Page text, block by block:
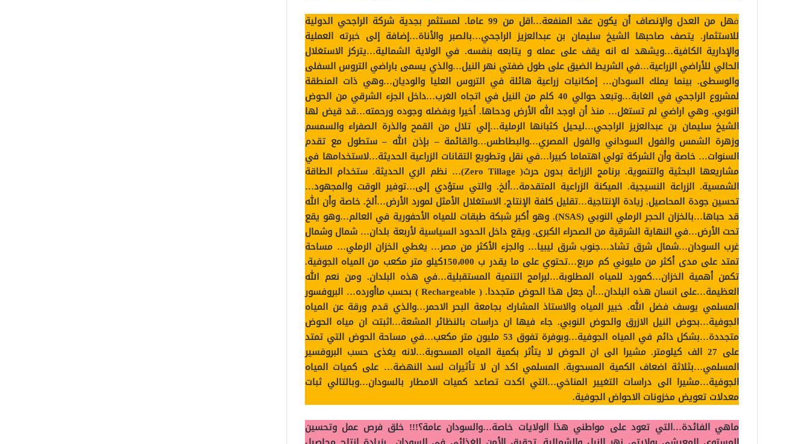
ف
هل من العدل والإنصاف أن يكون عقد المنفعة…اقل من 99 عاما. لمستثمر بجدية شركة الراجحي الدولية
للاستثمار. يتصف صاحبها الشيخ سليمان بن عبدالعزيز الراجحي…بالصبر والأناة…إضافة إلى خبرته العملية
والإدارية الكافية…ويشهد له انه يقف على عمله و يتابعه بنفسه. في الولاية الشمالية…يتركز الاستغلال
الحالي للأراضي الزراعية…في الشريط الضيق على طول ضفتي نهر النيل…والذي يسمى باراضي التروس السفلى
والوسطى. بينما يملك السودان… إمكانيات زراعية هائلة في التروس العليا والوديان…وهي ذات المنطقة
لمشروع الراجحي في الغابة…وتبعد حوالي 40 كلم من النيل في اتجاه الغرب…داخل الجزء الشرقي من الحوض
النوبي. وهي اراضي لم تستغل… منذ أن اوجد الله الأرض ودحاها. أخيرا وبفضله وجوده ورحمته…قد قيض لها
الشيخ سليمان بن عبدالعزيز الراجحي…ليحيل كثبانها الرملية…إلي تلال من القمح والذرة الصفراء والسمسم
وزهرة الشمس والفول السوداني والفول المصري…والبطاطس…والقائمة – بإذن الله – ستطول مع تقدم
السنوات… خاصة وأن الشركة تولي اهتماما كبيرا…في نقل وتطويع التقانات الزراعية الحديثة…لاستخدامها في
مشاريعها البحثية والتنموية. برنامج الزراعة بدون حرث( Zero Tillage)… نظم الري الحديثة. ستخدام الطاقة
الشمسية. الزراعة النسيجية. الميكنة الزراعية المتقدمة…ألخ. والتي ستؤدي إلى…توفير الوقت والمجهود…
تحسين جودة المحاصيل. زيادة الإنتاجية…تقليل كلفة الإنتاج. الاستغلال الأمثل لمورد الأرض…ألخ. خاصة وأن الله
قد حباها…بالخزان الحجر الرملي النوبي (NSAS). وهو أكبر شبكة طبقات للمياه الأحفورية في العالم…وهو يقع
تحت الأرض…في النهاية الشرقية من الصحراء الكبرى. ويقع داخل الحدود السياسية لأربعة بلدان… شمال وشمال
غرب السودان…شمال شرق تشاد…جنوب شرق ليبيا… والجزء الأكثر من مصر… يغطي الخزان الرملي… مساحة
تمتد على مدى أكثر من مليوني كم مربع…تحتوي على ما يقدر ب 150،000كيلو متر مكعب من المياه الجوفية.
تكمن أهمية الخزان…كمورد للمياه المطلوبة…لبرامج التنمية المستقبلية…في هذه البلدان. ومن نعم الله
العظيمة…على انسان هذه البلدان…أن جعل هذا الحوض متجددا. ( Rechargeable ) بحسب ماأورده… البروفسور
المسلمي يوسف فضل الله. خبير المياه والاستاذ المشارك بجامعة البحر الاحمر…والذي قدم ورقة عن المياه
الجوفية…بحوض النيل الازرق والحوض النوبي. جاء فيها ان دراسات بالنظائر المشعة…اثبتت ان مياه الحوض
متجددة…بشكل دائم في المياه الجوفية…وبوفرة تفوق 53 مليون متر مكعب…في مساحة الحوض التي تمتد
على 27 الف كيلومتر. مشيرا الى ان الحوض لا يتأثر بكمية المياه المسحوبة…لانه يغذى حسب البروفسير
المسلمي…بثلاثة اضعاف الكمية المسحوبة. المسلمي اكد ان لا تأثيرات لسد النهضة… على كميات المياه
الجوفية…مشيرا الى دراسات التغيير المناخي…التي اكدت تصاعد كميات الامطار بالسودان…وبالتالي ثبات
معدلات تعويض مخزونات الاحواض الجوفية.
ماهي الفائدة…التي تعود على مواطني هذا الولايات خاصة…والسودان عامة؟!!! خلق فرص عمل وتحسين